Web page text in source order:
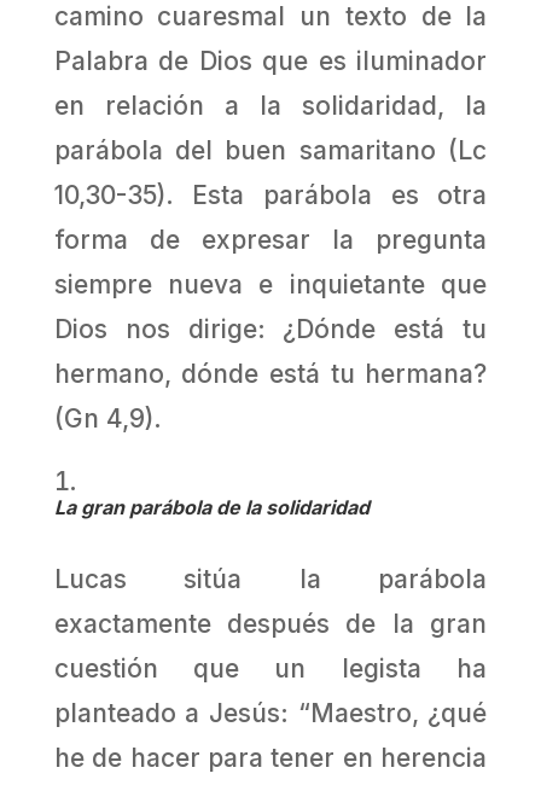
camino cuaresmal un texto de la
Palabra de Dios que es iluminador
en relación a la solidaridad, la
parábola del buen samaritano (Lc
10,30-35). Esta parábola es otra
forma de expresar la pregunta
siempre nueva e inquietante que
Dios nos dirige: ¿Dónde está tu
hermano, dónde está tu hermana?
(Gn 4,9).
La gran parábola de la solidaridad
Lucas sitúa la parábola
exactamente después de la gran
cuestión que un legista ha
planteado a Jesús: “Maestro, ¿qué
he de hacer para tener en herencia